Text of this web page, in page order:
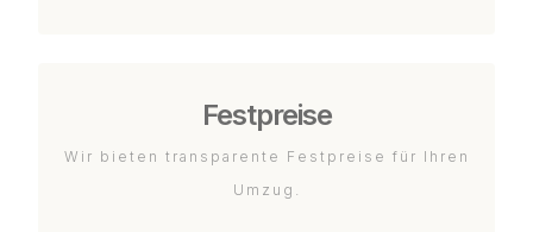
Festpreise
Wir bieten transparente Festpreise für Ihren
Umzug.